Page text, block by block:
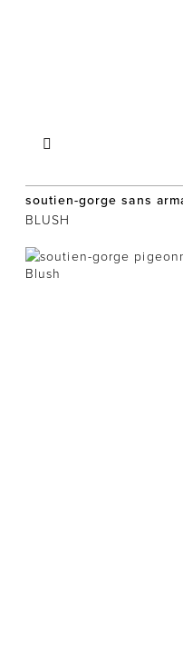
soutien-gorge sans
BLUSH